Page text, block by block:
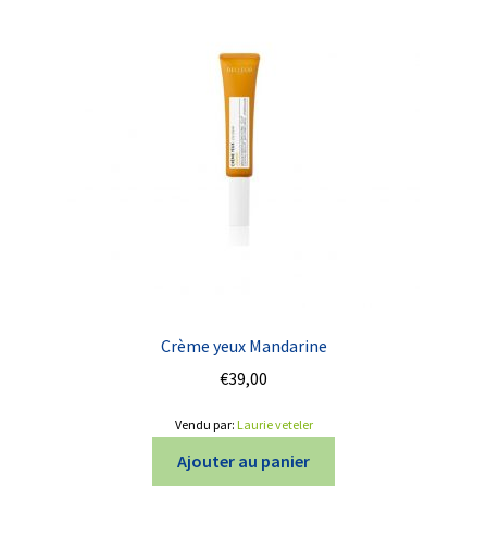
Crème yeux Mandarine
€39,00
Vendu par: Laurie veteler
Ajouter au panier